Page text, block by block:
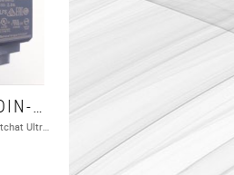
24V, 60W DIN-skena Nätaggregat